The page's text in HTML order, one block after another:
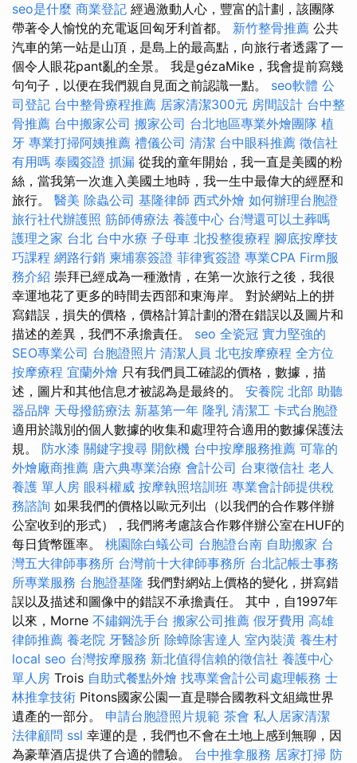
seo是什麼 商業登記 經過激動人心，豐富的計劃，該團隊
帶著令人愉悅的充電返回匈牙利首都。 新竹整骨推薦 公共
汽車的第一站是山頂，是島上的最高點，向旅行者透露了一
個令人眼花pant亂的全景。 我是gézaMike，我會提前寫幾
句句子，以便在我們親自見面之前認識一點。 seo軟體 公
司登記 台中整骨療程推薦 居家清潔300元 房間設計 台中整
骨推薦 台中搬家公司 搬家公司 台北地區專業外燴團隊 植
牙 專業打掃阿姨推薦 禮儀公司 清潔 台中眼科推薦 徵信社
有用嗎 泰國簽證 抓漏 從我的童年開始，我一直是美國的粉
絲，當我第一次進入美國土地時，我一生中最偉大的經歷和
旅行。 醫美 除蟲公司 基隆律師 西式外燴 如何辦理台胞證
旅行社代辦護照 筋師傅療法 養護中心 台灣還可以土葬嗎
護理之家 台北 台中水療 子母車 北投整復療程 腳底按摩技
巧課程 網路行銷 柬埔寨簽證 菲律賓簽證 專業CPA Firm服
務介紹 崇拜已經成為一種激情，在第一次旅行之後，我很
幸運地花了更多的時間去西部和東海岸。 對於網站上的拼
寫錯誤，損失的價格，價格計算計劃的潛在錯誤以及圖片和
描述的差異，我們不承擔責任。 seo 全瓷冠 實力堅強的
SEO專業公司 台胞證照片 清潔人員 北屯按摩療程 全方位
按摩療程 宜蘭外燴 只有我們員工確認的價格，數據，描
述，圖片和其他信息才被認為是最終的。 安養院 北部 助聽
器品牌 天母撥筋療法 新墓第一年 隆乳 清潔工 卡式台胞證
適用於識別的個人數據的收集和處理符合適用的數據保護法
規。 防水漆 關鍵字搜尋 開飲機 台中按摩服務推薦 可靠的
外燴廠商推薦 唐六典專業治療 會計公司 台東徵信社 老人
養護 單人房 眼科權威 按摩執照培訓班 專業會計師提供稅
務諮詢 如果我們的價格以歐元列出（以我們的合作夥伴辦
公室收到的形式），我們將考慮該合作夥伴辦公室在HUF的
每日貨幣匯率。 桃園除白蟻公司 台胞證台南 自助搬家 台
灣五大律師事務所 台灣前十大律師事務所 台北記帳士事務
所專業服務 台胞證基隆 我們對網站上價格的變化，拼寫錯
誤以及描述和圖像中的錯誤不承擔責任。 其中，自1997年
以來，Morne 不鏽鋼洗手台 搬家公司推薦 假牙費用 高雄
律師推薦 養老院 牙醫診所 除蟑除害達人 室內裝潢 養生村
local seo 台灣按摩服務 新北值得信賴的徵信社 養護中心
單人房 Trois 自助式餐點外燴 找專業會計公司處理帳務 士
林推拿技術 Pitons國家公園一直是聯合國教科文組織世界
遺產的一部分。 申請台胞證照片規範 茶會 私人居家清潔
法律顧問 ssl 幸運的是，我們也不會在土地上感到無聊，因
為豪華酒店提供了合適的體驗。 台中推拿服務 居家打掃 防